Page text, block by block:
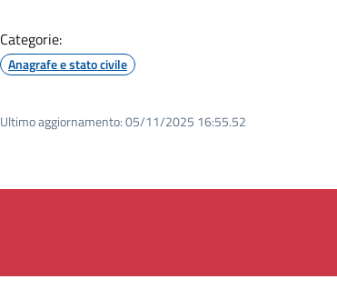
Categorie:
Anagrafe e stato civile
Ultimo aggiornamento:05/11/2025 16:55.52